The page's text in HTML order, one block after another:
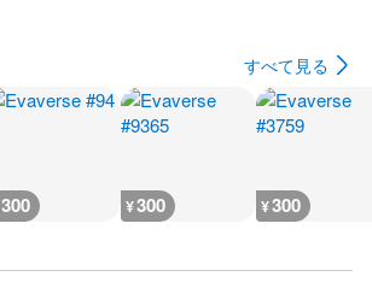
すべて見る
300 ¥300 ¥300